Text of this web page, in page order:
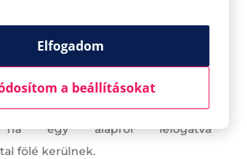
húsvéti lakberendezésed
egy friss virágokból készített
vágott virágok és a zöld növények
hangulatot kölcsönöznek a
ha egy alapról lelógatva
fölé kerülnek.
Elfogadom
a beállításokat